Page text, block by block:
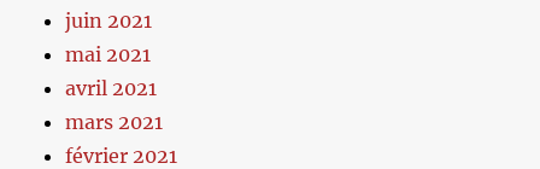
juin 2021
mai 2021
avril 2021
mars 2021
février 2021